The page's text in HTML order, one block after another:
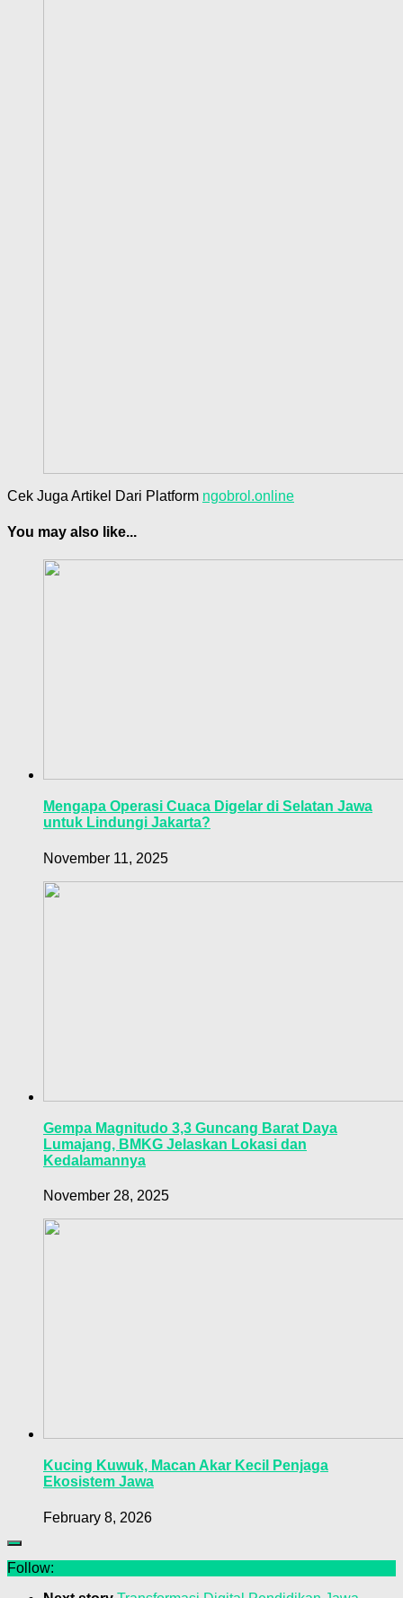
Cek Juga Artikel Dari Platform ngobrol.online
You may also like...
Mengapa Operasi Cuaca Digelar di Selatan Jawa
untuk Lindungi Jakarta?
November 11, 2025
Gempa Magnitudo 3,3 Guncang Barat Daya
Lumajang, BMKG Jelaskan Lokasi dan
Kedalamannya
November 28, 2025
Kucing Kuwuk, Macan Akar Kecil Penjaga
Ekosistem Jawa
February 8, 2026
Follow: